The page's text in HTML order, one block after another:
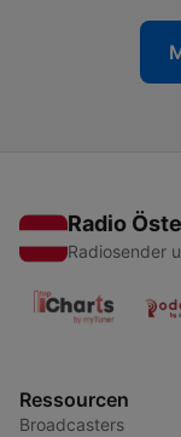
Radio
Radiosender
Ressourcen
Broadcasters